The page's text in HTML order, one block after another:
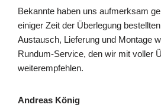
Bekannte haben uns aufmerksam
einiger Zeit der Überlegung
Austausch, Lieferung und Montage
Rundum-Service, den wir mit voller
weiterempfehlen.
Andreas König